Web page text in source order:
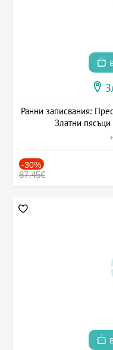
Ранни записвания:
Златни
-30%
87.45€